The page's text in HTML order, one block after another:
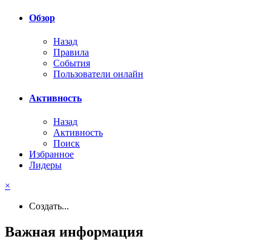
Обзор
Назад
Правила
События
Пользователи онлайн
Активность
Назад
Активность
Поиск
Избранное
Лидеры
×
Создать...
Важная информация